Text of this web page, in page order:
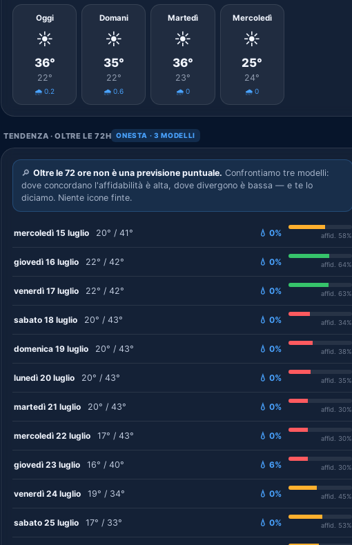
Oggi
☀️
36°
22°
🌧️ 0.2
Domani
☀️
35°
22°
🌧️ 0.6
Martedì
☀️
36°
23°
🌧️ 0
Mercoledì
☀️
25°
24°
🌧️ 0
TENDENZA · OLTRE LE 72H ONESTA · 3 MODELLI
🔎 Oltre le 72 ore non è una previsione puntuale. Confrontiamo tre modelli:
dove concordano l'affidabilità è alta, dove divergono è bassa — e te lo
diciamo. Niente icone finte.
mercoledì 15 luglio 20° / 41° 💧 0% affid. 58%
giovedì 16 luglio 22° / 42° 💧 0% affid. 64%
venerdì 17 luglio 22° / 42° 💧 0% affid. 63%
sabato 18 luglio 20° / 43° 💧 0% affid. 34%
domenica 19 luglio 20° / 43° 💧 0% affid. 38%
lunedì 20 luglio 20° / 43° 💧 0% affid. 35%
martedì 21 luglio 20° / 43° 💧 0% affid. 30%
mercoledì 22 luglio 17° / 43° 💧 0% affid. 30%
giovedì 23 luglio 16° / 40° 💧 6% affid. 30%
venerdì 24 luglio 19° / 34° 💧 0% affid. 45%
sabato 25 luglio 17° / 33° 💧 0% affid. 53%